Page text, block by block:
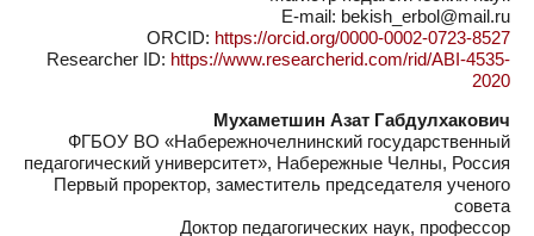
E-mail: bekish_erbol@mail.ru
ORCID: https://orcid.org/0000-0002-0723-8527
Researcher ID: https://www.researcherid.com/rid/ABI-4535-
2020
Мухаметшин Азат Габдулхакович
ФГБОУ ВО «Набережночелнинский государственный
педагогический университет», Набережные Челны, Россия
Первый проректор, заместитель председателя ученого
совета
Доктор педагогических наук, профессор